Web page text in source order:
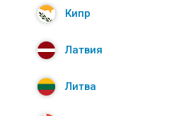
Кипр
Латвия
Литва